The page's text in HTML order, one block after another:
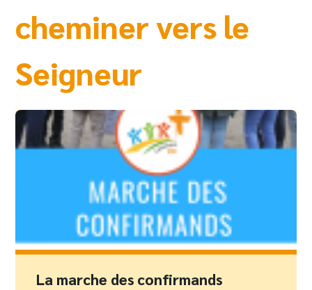
cheminer vers le
Seigneur
La marche des confirmands